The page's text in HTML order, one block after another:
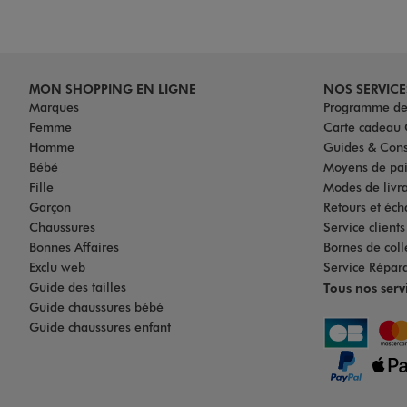
MON SHOPPING EN LIGNE
Marques
Femme
Homme
Bébé
Fille
Garçon
Chaussures
Bonnes Affaires
Exclu web
Guide des tailles
Guide chaussures bébé
Guide chaussures enfant
NOS
Programme
Carte cadeau
Guides &
Moyens de
Modes de
Retours et
Service
Bornes de
Service
Tous nos